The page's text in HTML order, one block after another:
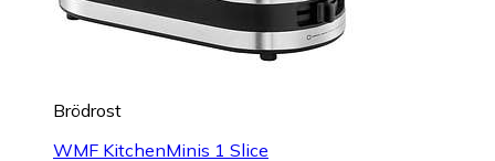
Brödrost
WMF KitchenMinis 1 Slice